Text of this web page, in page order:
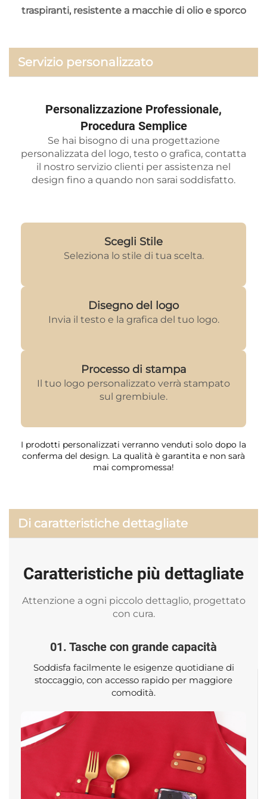
traspiranti, resistente a macchie di olio e sporco
Servizio personalizzato
Personalizzazione Professionale,
Procedura Semplice
Se hai bisogno di una progettazione
personalizzata del logo, testo o grafica, contatta
il nostro servizio clienti per assistenza nel
design fino a quando non sarai soddisfatto.
Scegli Stile
Seleziona lo stile di tua scelta.
Disegno del logo
Invia il testo e la grafica del tuo logo.
Processo di stampa
Il tuo logo personalizzato verrà stampato
sul grembiule.
I prodotti personalizzati verranno venduti solo dopo la
conferma del design. La qualità è garantita e non sarà
mai compromessa!
Di caratteristiche dettagliate
Caratteristiche più dettagliate
Attenzione a ogni piccolo dettaglio, progettato
con cura.
01. Tasche con grande capacità
Soddisfa facilmente le esigenze quotidiane di
stoccaggio, con accesso rapido per maggiore
comodità.